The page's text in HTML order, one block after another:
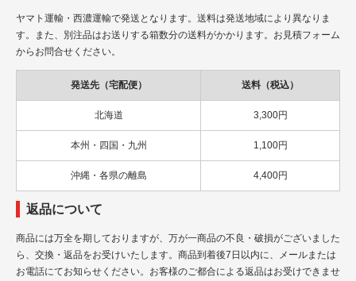
ヤマト運輸・西濃運輸で発送となります。送料は発送地域により異なりま
す。また、別注品はお送りする箱数分の送料がかかります。お見積フォーム
からお問合せください。
発送先（宅配便） 送料（税込）
北海道 3,300円
本州・四国・九州 1,100円
沖縄・各県の離島 4,400円
返品について
商品には万全を期しておりますが、万が一商品の不良・破損がございました
ら、交換・返品をお受けいたします。商品到着後7日以内に、メールまたは
お電話にてお知らせください。お客様のご都合による返品はお受けできませ